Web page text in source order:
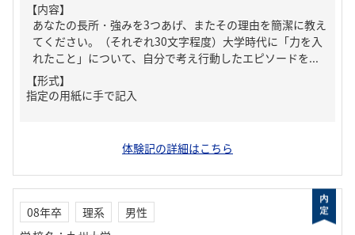
【内容】
あなたの長所・強みを3つあげ、またその理由を簡潔に教え
てください。（それぞれ30文字程度）大学時代に「力を入
れたこと」について、自分で考え行動したエピソードを...
【形式】
指定の用紙に手で記入
体験記の詳細はこちら
08年卒 理系
男性